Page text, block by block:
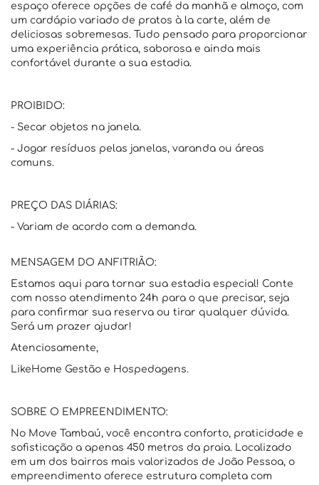
espaço oferece opções de café da manhã e almoço, com
um cardápio variado de pratos à la carte, além de
deliciosas sobremesas. Tudo pensado para proporcionar
uma experiência prática, saborosa e ainda mais
confortável durante a sua estadia.
PROIBIDO:
- Secar objetos na janela.
- Jogar resíduos pelas janelas, varanda ou áreas
comuns.
PREÇO DAS DIÁRIAS:
- Variam de acordo com a demanda.
MENSAGEM DO ANFITRIÃO:
Estamos aqui para tornar sua estadia especial! Conte
com nosso atendimento 24h para o que precisar, seja
para confirmar sua reserva ou tirar qualquer dúvida.
Será um prazer ajudar!
Atenciosamente,
LikeHome Gestão e Hospedagens.
SOBRE O EMPREENDIMENTO:
No Move Tambaú, você encontra conforto, praticidade e
sofisticação a apenas 450 metros da praia. Localizado
em um dos bairros mais valorizados de João Pessoa, o
empreendimento oferece estrutura completa com